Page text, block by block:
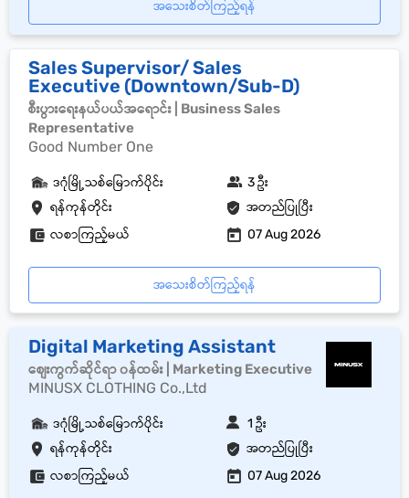
အသေးစိတ်ကြည့်ရန်
Sales Supervisor/ Sales
Executive (Downtown/Sub-D)
စီးပွားရေးနယ်ပယ်အရောင်း | Business Sales
Representative
Good Number One
ရန်ကုန်တိုင်း အတည်ပြုပြီး
ဒဂုံမြို့သစ်မြောက်ပိုင်း 3 ဦး
လစာကြည့်မယ် 07 Aug 2026
အသေးစိတ်ကြည့်ရန်
Digital Marketing Assistant
စျေးကွက်ဆိုင်ရာ ၀န်ထမ်း | Marketing Executive
MINUSX CLOTHING Co.,Ltd
ရန်ကုန်တိုင်း အတည်ပြုပြီး
ဒဂုံမြို့သစ်မြောက်ပိုင်း 1 ဦး
လစာကြည့်မယ် 07 Aug 2026